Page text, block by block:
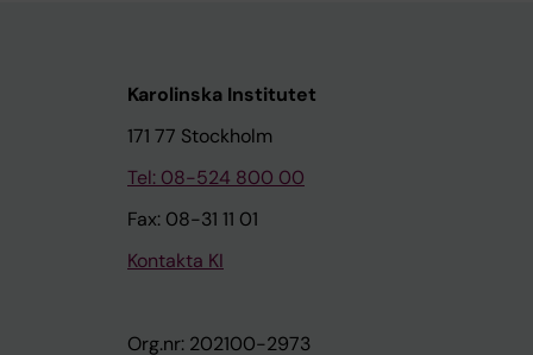
Karolinska Institutet
171 77 Stockholm
Tel: 08-524 800 00
Fax: 08-31 11 01
Kontakta KI
Org.nr: 202100-2973